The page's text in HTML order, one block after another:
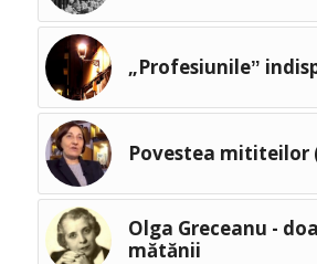
„Profesiunileˮ
Povestea mititeilor
Olga Greceanu -
mătănii